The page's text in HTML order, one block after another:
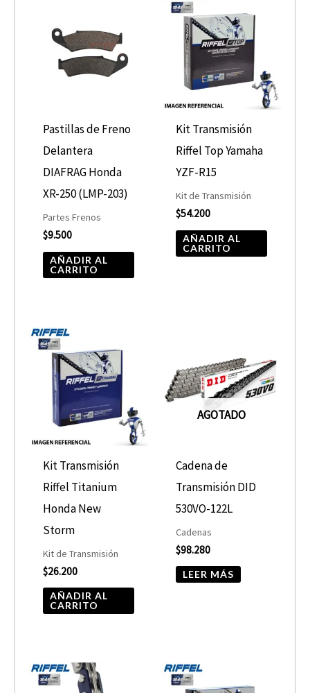
Pastillas de Freno
Delantera
DIAFRAG Honda
XR-250 (LMP-203)
Partes Frenos
$9.500
AÑADIR AL
CARRITO
Kit Transmisión
Riffel Top Yamaha
YZF-R15
Kit de Transmisión
$54.200
AÑADIR AL
CARRITO
Kit Transmisión
Riffel Titanium
Honda New
Storm
Kit de Transmisión
$26.200
AÑADIR AL
CARRITO
AGOTADO
Cadena de
Transmisión DID
530VO-122L
Cadenas
$98.280
LEER MÁS